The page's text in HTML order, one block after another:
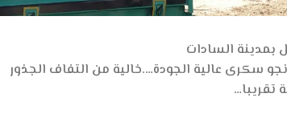
بمدينة السادات
سكرى عالية الجودة….خالية من التفاف الجذور